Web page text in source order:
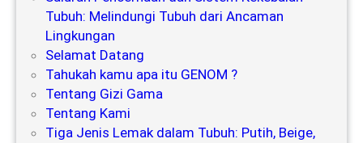
Tubuh: Melindungi Tubuh dari Ancaman
Lingkungan
Selamat Datang
Tahukah kamu apa itu GENOM ?
Tentang Gizi Gama
Tentang Kami
Tiga Jenis Lemak dalam Tubuh: Putih, Beige,